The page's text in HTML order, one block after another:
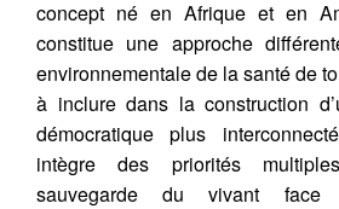
concept né en Afrique et en
constitue une approche
environnementale de la santé de
à inclure dans la construction
démocratique plus
intègre des priorités
sauvegarde du vivant face